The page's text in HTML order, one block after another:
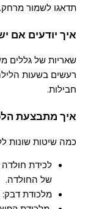
תדאגו לשמור מרחק.
איך יודעים אם
שאריות של גללים
רעשים בשעות
חבילות.
איך מתבצעת
כמה שיטות שונות
לכידת
של החולדה.
מלכודת דבק: